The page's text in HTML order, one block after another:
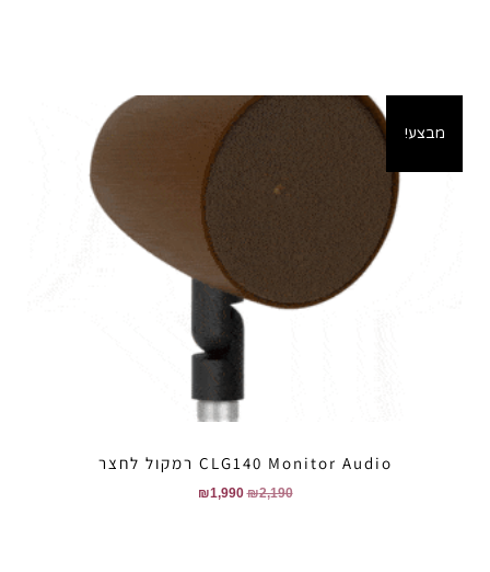
מבצע!
CLG140 Monitor Audio רמקול לחצר
₪2,190
₪1,990